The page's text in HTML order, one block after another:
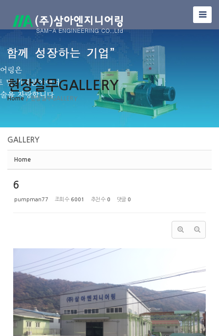
현장실무GALLERY
Home / 현장실무GALLERY
GALLERY
Home
6
pumpman77 조회 수 6001 추천 수 0 댓글 0
Sketchbook5, 스케치북5
Sketchbook5, 스케치북5